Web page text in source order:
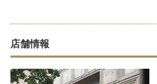
店舗情報